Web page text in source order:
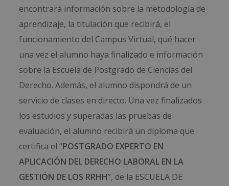
encontrará información sobre la metodología de
aprendizaje, la titulación que recibirá, el
funcionamiento del Campus Virtual, qué hacer
una vez el alumno haya finalizado e información
sobre la Escuela de Postgrado de Ciencias del
Derecho. Además, el alumno dispondrá de un
servicio de clases en directo. Una vez finalizados
los estudios y superadas las pruebas de
evaluación, el alumno recibirá un diploma que
certifica el “POSTGRADO EXPERTO EN
APLICACIÓN DEL DERECHO LABORAL EN LA
GESTIÓN DE LOS RRHH”, de la ESCUELA DE